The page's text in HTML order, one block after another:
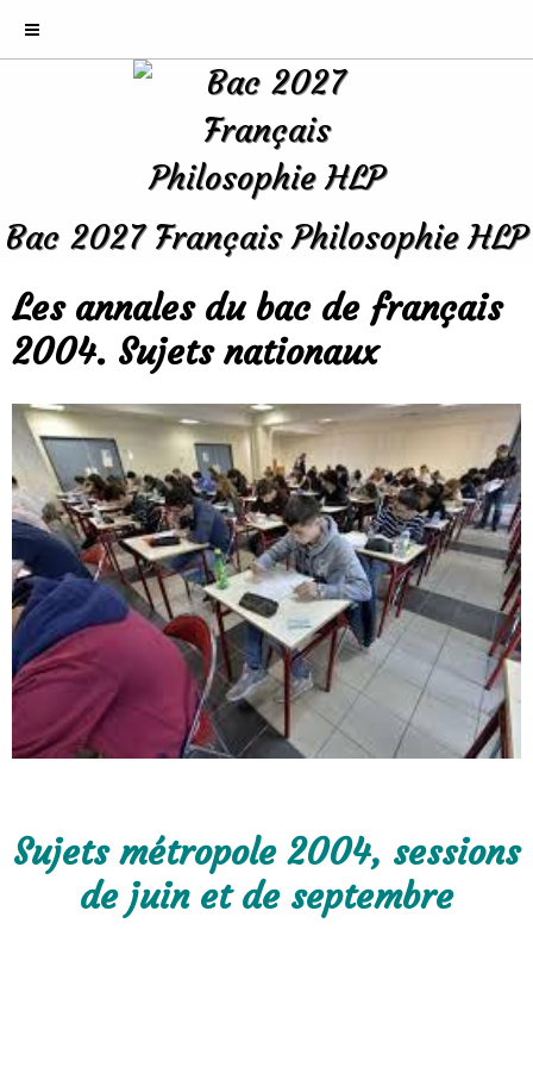
Bac 2027 Français Philosophie HLP
Les annales du bac de français
2004. Sujets nationaux
Sujets métropole 2004, sessions
de juin et de septembre